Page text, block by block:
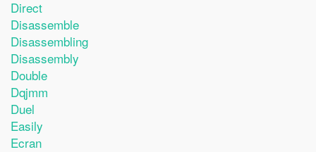
Direct
Disassemble
Disassembling
Disassembly
Double
Dqjmm
Duel
Easily
Ecran